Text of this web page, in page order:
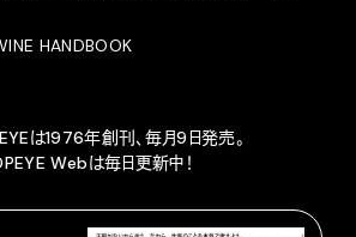
HANDBOOK
は1976年創刊、毎月9日発売。
Webは毎日更新中！